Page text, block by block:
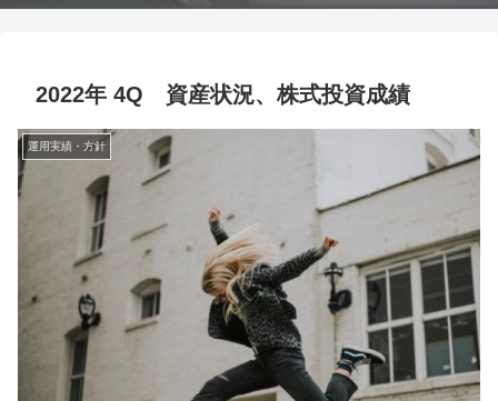
2022年 4Q 資産状況、株式投資成績
運用実績・方針